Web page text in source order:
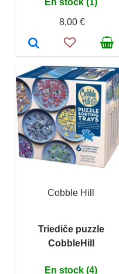
8,00 €
Cobble Hill
Triediče puzzle
CobbleHill
En stock (4)